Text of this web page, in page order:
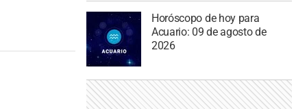
Horóscopo de hoy para
Acuario: 09 de agosto de
2026